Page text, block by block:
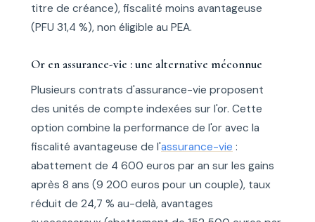
titre de créance), fiscalité moins avantageuse
(PFU 31,4 %), non éligible au PEA.
Or en assurance-vie : une alternative méconnue
Plusieurs contrats d'assurance-vie proposent
des unités de compte indexées sur l'or. Cette
option combine la performance de l'or avec la
fiscalité avantageuse de l'assurance-vie :
abattement de 4 600 euros par an sur les gains
après 8 ans (9 200 euros pour un couple), taux
réduit de 24,7 % au-delà, avantages